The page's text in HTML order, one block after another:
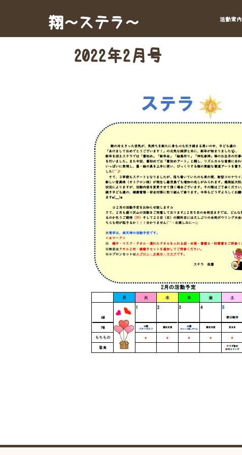
翔～ステラ～ 活動案内
2022年2月号